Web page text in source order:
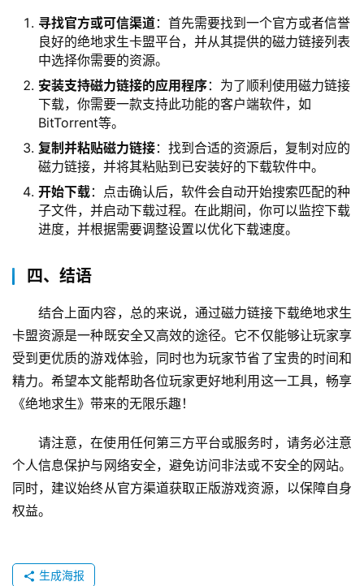
寻找官方或可信渠道：首先需要找到一个官方或者信誉
良好的绝地求生卡盟平台，并从其提供的磁力链接列表
中选择你需要的资源。
安装支持磁力链接的应用程序：为了顺利使用磁力链接
下载，你需要一款支持此功能的客户端软件，如
BitTorrent等。
复制并粘贴磁力链接：找到合适的资源后，复制对应的
磁力链接，并将其粘贴到已安装好的下载软件中。
开始下载：点击确认后，软件会自动开始搜索匹配的种
子文件，并启动下载过程。在此期间，你可以监控下载
进度，并根据需要调整设置以优化下载速度。
四、结语
结合上面内容，总的来说，通过磁力链接下载绝地求生
卡盟资源是一种既安全又高效的途径。它不仅能够让玩家享
受到更优质的游戏体验，同时也为玩家节省了宝贵的时间和
精力。希望本文能帮助各位玩家更好地利用这一工具，畅享
《绝地求生》带来的无限乐趣！
请注意，在使用任何第三方平台或服务时，请务必注意
个人信息保护与网络安全，避免访问非法或不安全的网站。
同时，建议始终从官方渠道获取正版游戏资源，以保障自身
权益。
生成海报